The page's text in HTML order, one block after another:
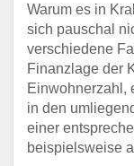
am See
VHS
Online-
VHS-
Vor- und
Warum es in
sich pauschal
verschiedene
Finanzlage der
Einwohnerzahl,
in den
einer
beispielsweise